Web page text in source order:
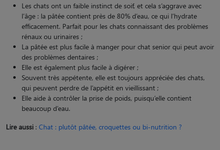
Les chats ont un faible instinct de soif, et cela s’aggrave avec
l’âge : la pâtée contient près de 80% d’eau, ce qui l’hydrate
efficacement. Parfait pour les chats connaissant des problèmes
rénaux ou urinaires ;
La pâtée est plus facile à manger pour chat senior qui peut avoir
des problèmes dentaires ;
Elle est également plus facile à digérer ;
Souvent très appétente, elle est toujours appréciée des chats,
qui peuvent perdre de l’appétit en vieillissant ;
Elle aide à contrôler la prise de poids, puisqu’elle contient
beaucoup d’eau.
Lire aussi : Chat : plutôt pâtée, croquettes ou bi-nutrition ?